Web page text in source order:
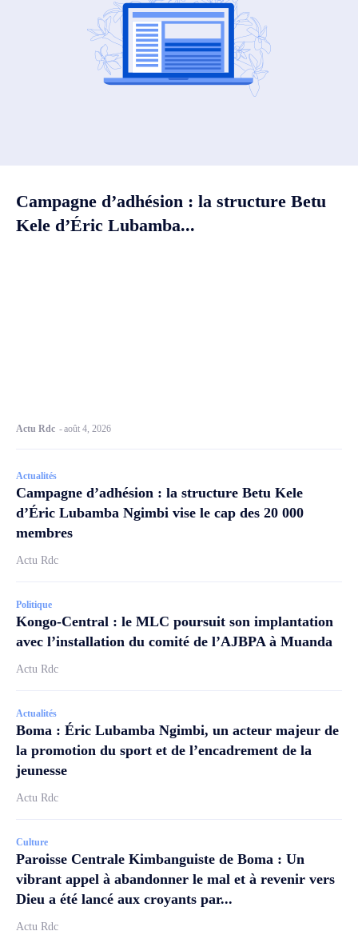
Campagne d’adhésion : la structure Betu
Kele d’Éric Lubamba...
Actu Rdc -août 4, 2026
Actualités
Campagne d’adhésion : la structure Betu Kele
d’Éric Lubamba Ngimbi vise le cap des 20 000
membres
Actu Rdc
Politique
Kongo-Central : le MLC poursuit son implantation
avec l’installation du comité de l’AJBPA à Muanda
Actu Rdc
Actualités
Boma : Éric Lubamba Ngimbi, un acteur majeur de
la promotion du sport et de l’encadrement de la
jeunesse
Actu Rdc
Culture
Paroisse Centrale Kimbanguiste de Boma : Un
vibrant appel à abandonner le mal et à revenir vers
Dieu a été lancé aux croyants par...
Actu Rdc